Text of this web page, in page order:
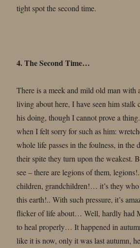
tight spot the second time.
4. The Second Time…
There is a meek and mild old man with
living about here, I have seen him stalk
his doing, though I cannot prove a
when I felt sorry for such as him:
whole life passes in the foulness, in the
their spite they turn upon the weakest.
see – there are legions of them,
children, grandchildren!… it’s they who
this earth!.. With such pressure, it’s
flicker of life about… Well, hardly had
to heal properly… It happened in
like it is now, only it was last autumn,